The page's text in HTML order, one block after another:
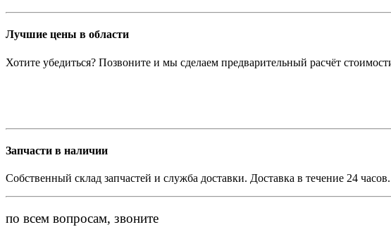
Лучшие цены в области
Хотите убедиться? Позвоните и мы сделаем предварительный расчёт
Запчасти в наличии
Собственный склад запчастей и служба доставки. Доставка в течение 24 часов.
по всем вопросам, звоните